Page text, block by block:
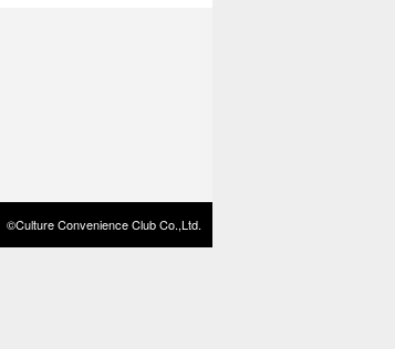
©Culture Convenience Club Co.,Ltd.